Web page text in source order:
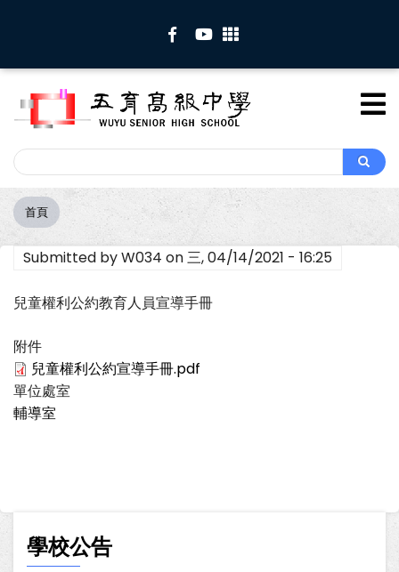
內
Search
Search
導
航
連
首頁
Submitted byW034 on三, 04/14/2021 - 16:25
兒童權利公約教育人員宣導手冊
附件
兒童權利公約宣導手冊.pdf
單位處室
輔導室
學校公告